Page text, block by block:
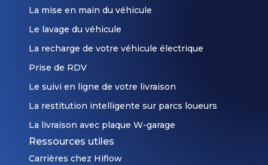
La mise en main du véhicule
Le lavage du véhicule
La recharge de votre véhicule électrique
Prise de RDV
Le suivi en ligne de votre livraison
La restitution intelligente sur parcs loueurs
La livraison avec plaque W-garage
Ressources utiles
Carrières chez Hiflow